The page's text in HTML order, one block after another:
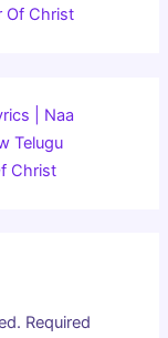
Of Christ
| Naa
Telugu
Christ
Required